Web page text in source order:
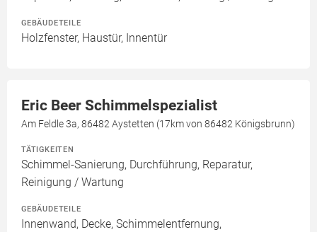
GEBÄUDETEILE
Holzfenster, Haustür, Innentür
Eric Beer Schimmelspezialist
Am Feldle 3a, 86482 Aystetten (17km von 86482 Königsbrunn)
TÄTIGKEITEN
Schimmel-Sanierung, Durchführung, Reparatur,
Reinigung / Wartung
GEBÄUDETEILE
Innenwand, Decke, Schimmelentfernung,